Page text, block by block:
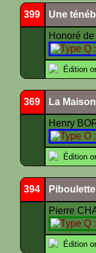
399 Une
Honoré
Édition
369 La
Henry
Édition
394 Piboulette
Pierre
Édition